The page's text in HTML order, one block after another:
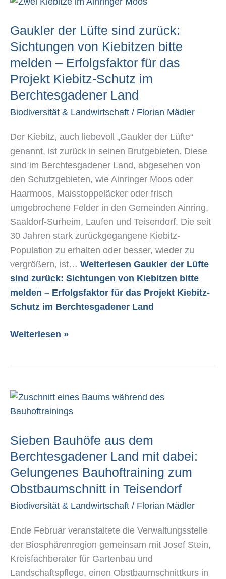
Gaukler der Lüfte sind zurück:
Sichtungen von Kiebitzen bitte
melden – Erfolgsfaktor für das
Projekt Kiebitz-Schutz im
Berchtesgadener Land
Biodiversität & Landwirtschaft / Florian Mädler
Der Kiebitz, auch liebevoll „Gaukler der Lüfte“
genannt, ist zurück in seinen Brutgebieten. Diese
sind im Berchtesgadener Land, abgesehen von
den Schutzgebieten, wie Ainringer Moos oder
Haarmoos, Maisstoppeläcker oder frisch
umgebrochene Felder in den Gemeinden Ainring,
Saaldorf-Surheim, Laufen und Teisendorf. Die seit
30 Jahren stark zurückgegangene Kiebitz-
Population zu erhalten oder besser, wieder zu
vergrößern, ist… Weiterlesen Gaukler der Lüfte
sind zurück: Sichtungen von Kiebitzen bitte
melden – Erfolgsfaktor für das Projekt Kiebitz-
Schutz im Berchtesgadener Land
Lüfte
sind
zurück:
von
Kiebitzen
bitte
–
Erfolgsfaktor
für
das
Projekt
Kiebitz-
Schutz
im
Berchtesgadener
Land
Weiterlesen »
Sieben Bauhöfe aus dem
Berchtesgadener Land mit dabei:
Gelungenes Bauhoftraining zum
Obstbaumschnitt in Teisendorf
Biodiversität & Landwirtschaft / Florian Mädler
Ende Februar veranstaltete die Verwaltungsstelle
der Biosphärenregion gemeinsam mit Josef Stein,
Kreisfachberater für Gartenbau und
Landschaftspflege, einen Obstbaumschnittkurs in
Sieben
Bauhöfe
dem
Berchtesgadener
Land
mit
dabei:
Gelungenes
Obstbaumschnitt